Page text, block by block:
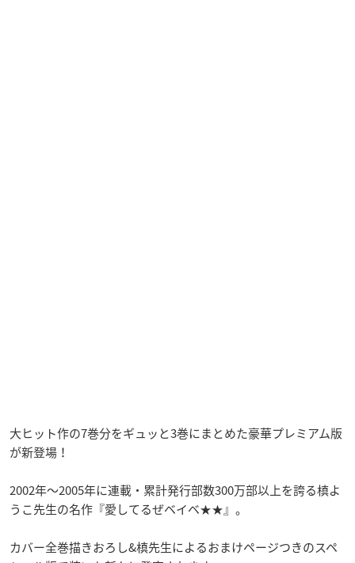
大ヒット作の7巻分をギュッと3巻にまとめた豪華プレミアム版
が新登場！
2002年～2005年に連載・累計発行部数300万部以上を誇る槙よ
うこ先生の名作『愛してるぜベイベ★★』。
カバー全巻描きおろし&槙先生によるおまけページつきのスペ